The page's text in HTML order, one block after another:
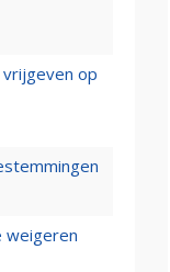
op
weigeren